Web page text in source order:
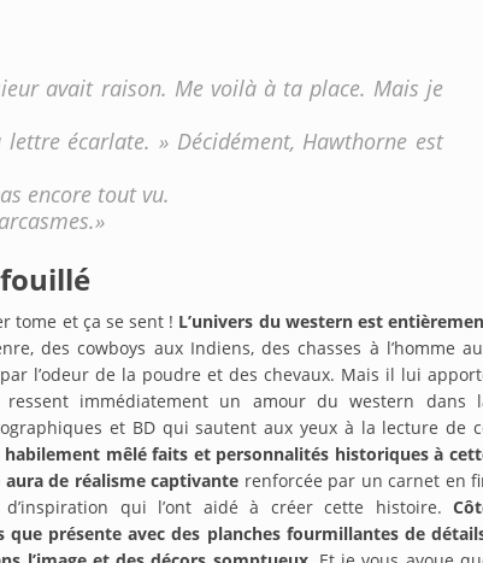
avait raison. Me voilà à ta place. Mais je
écarlate. » Décidément, Hawthorne est
encore tout vu.
tome et ça se sent ! L’univers du western est
des cowboys aux Indiens, des chasses à l’homme
l’odeur de la poudre et des chevaux. Mais il lui
immédiatement un amour du western dans
et BD qui sautent aux yeux à la lecture de
habilement mêlé faits et personnalités historiques à
de réalisme captivante renforcée par un carnet en
qui l’ont aidé à créer cette histoire.
présente avec des planches fourmillantes de